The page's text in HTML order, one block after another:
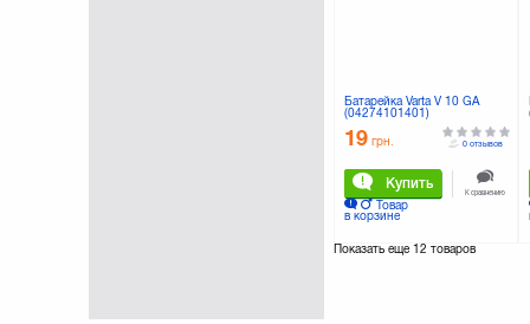
Батарейка Varta V 10 GA
(04274101401)
19 грн.
Купить
Товар
в корзине
0 отзывов
К сравнению
Показать еще12 товаров